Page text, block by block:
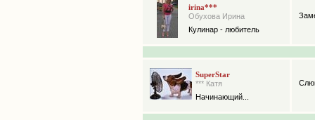
irina***
Обухова Ирина
Кулинар - любитель
SuperStar
*** Катя
Начинающий...